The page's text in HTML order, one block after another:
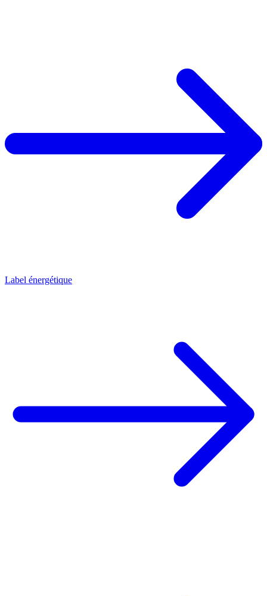
Label énergétique